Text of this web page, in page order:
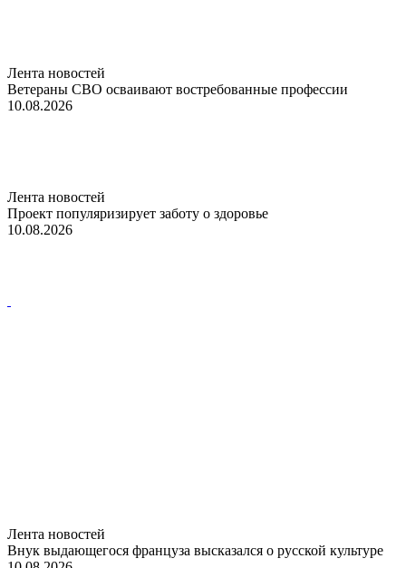
Лента новостей
Ветераны СВО осваивают востребованные профессии
10.08.2026
Лента новостей
Проект популяризирует заботу о здоровье
10.08.2026
Лента новостей
Внук выдающегося француза высказался о русской культуре